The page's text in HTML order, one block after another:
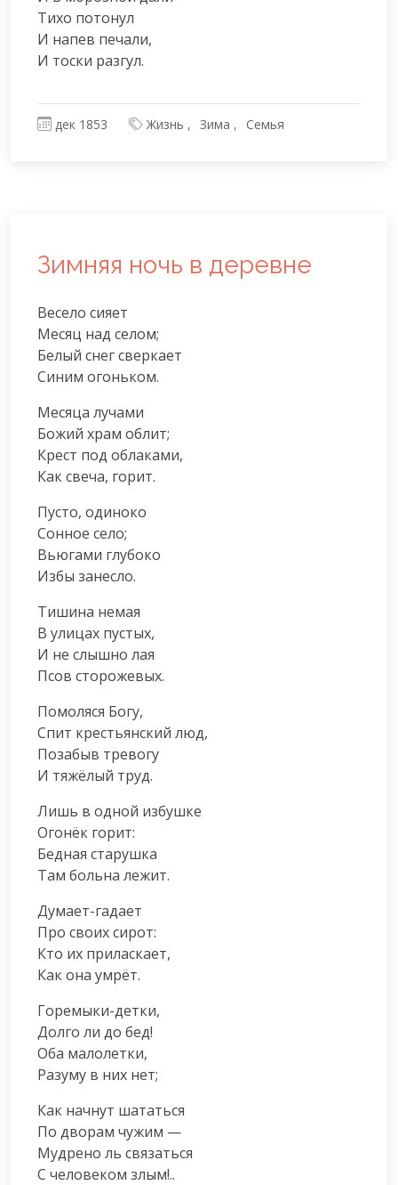
Тихо потонул
И напев печали,
И тоски разгул.
дек 1853 Жизнь Зима Семья
Зимняя ночь в деревне
Весело сияет
Месяц над селом;
Белый снег сверкает
Синим огоньком.
Месяца лучами
Божий храм облит;
Крест под облаками,
Как свеча, горит.
Пусто, одиноко
Сонное село;
Вьюгами глубоко
Избы занесло.
Тишина немая
В улицах пустых,
И не слышно лая
Псов сторожевых.
Помоляся Богу,
Спит крестьянский люд,
Позабыв тревогу
И тяжёлый труд.
Лишь в одной избушке
Огонёк горит:
Бедная старушка
Там больна лежит.
Думает-гадает
Про своих сирот:
Кто их приласкает,
Как она умрёт.
Горемыки-детки,
Долго ли до бед!
Оба малолетки,
Разуму в них нет;
Как начнут шататься
По дворам чужим —
Мудрено ль связаться
С человеком злым!..